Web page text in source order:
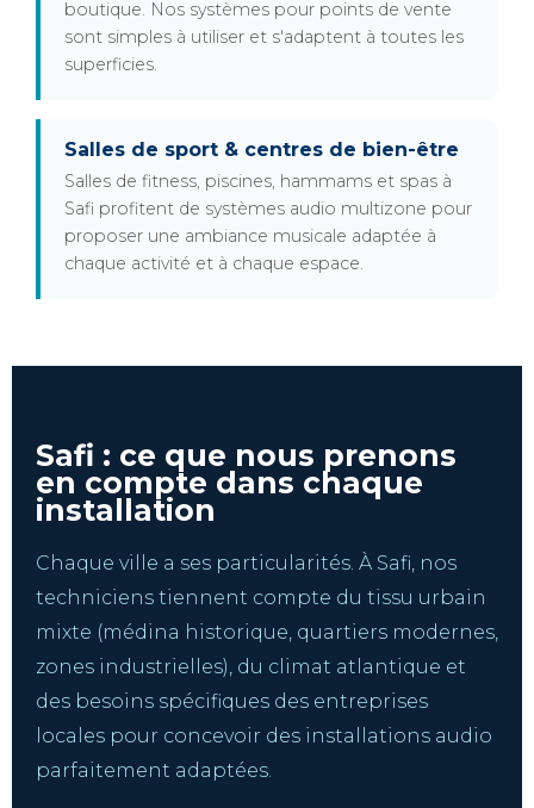
boutique. Nos systèmes pour points de vente
sont simples à utiliser et s'adaptent à toutes les
superficies.
Salles de sport & centres de bien-être
Salles de fitness, piscines, hammams et spas à
Safi profitent de systèmes audio multizone pour
proposer une ambiance musicale adaptée à
chaque activité et à chaque espace.
Safi : ce que nous prenons
en compte dans chaque
installation
Chaque ville a ses particularités. À Safi, nos
techniciens tiennent compte du tissu urbain
mixte (médina historique, quartiers modernes,
zones industrielles), du climat atlantique et
des besoins spécifiques des entreprises
locales pour concevoir des installations audio
parfaitement adaptées.